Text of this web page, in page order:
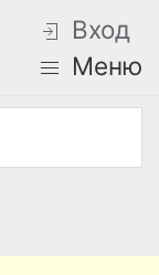
Вход
Меню